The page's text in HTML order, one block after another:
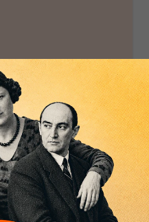
Wir verlassen die
journalistische Filterblase,
in der sich viele
eingerichtet haben. Wir
öffnen Fenster und
bringen frische Luft in die
engen und verstaubten
Debattenräume.